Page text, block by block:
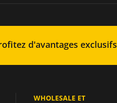
d'avantages exclusifs
WHOLESALE ET